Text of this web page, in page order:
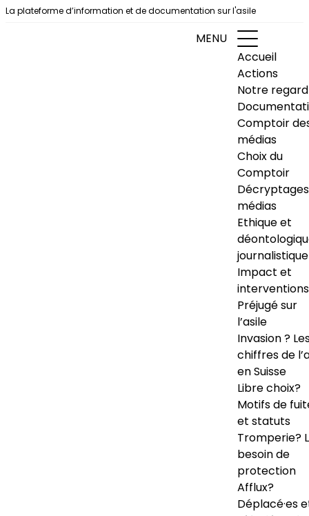
Aller au contenu
La plateforme d’information et de documentation sur l'asile
MENU
Accueil
Actions
Notre regard
Comptoir
médias
Choix du
Comptoir
Décryptages
médias
Ethique et
journalistique
Impact et
interventions
Préjugé sur
l’asile
Invasion ?
chiffres de
en Suisse
Libre choix?
Motifs de
et statuts
Tromperie?
besoin de
protection
Afflux?
Déplacé·es